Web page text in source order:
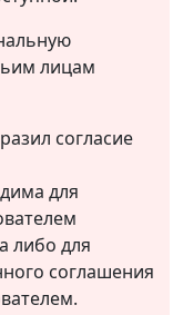
лицам
согласие
для
либо для
соглашения